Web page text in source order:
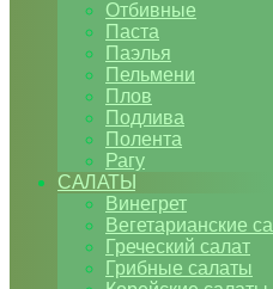
Отбивные
Паста
Паэлья
Пельмени
Плов
Подлива
Полента
Рагу
САЛАТЫ
Винегрет
Вегетарианские
Греческий салат
Грибные салаты